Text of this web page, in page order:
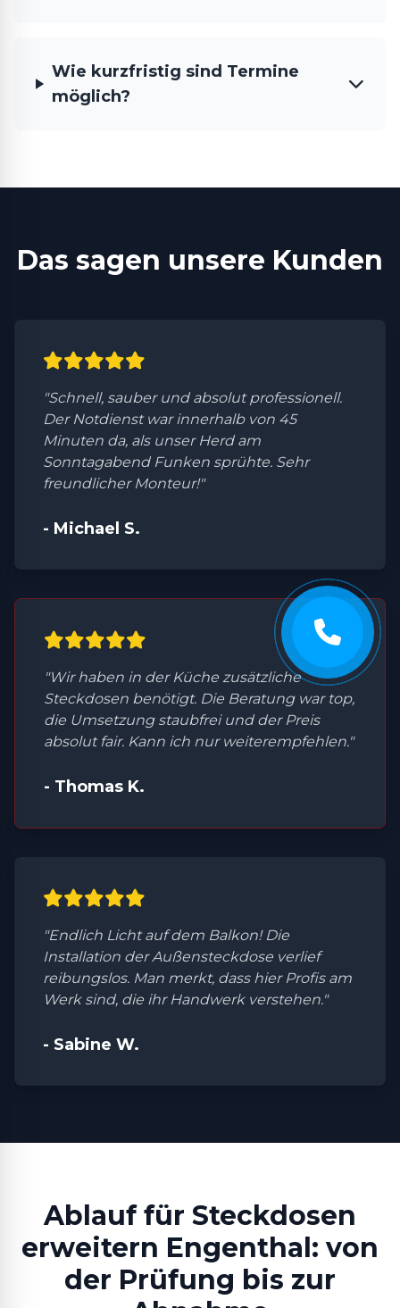
Wie kurzfristig sind Termine
möglich?
Das sagen unsere Kunden
"Schnell, sauber und absolut professionell.
Der Notdienst war innerhalb von 45
Minuten da, als unser Herd am
Sonntagabend Funken sprühte. Sehr
freundlicher Monteur!"
- Michael S.
"Wir haben in der Küche zusätzliche
Steckdosen benötigt. Die Beratung war top,
die Umsetzung staubfrei und der Preis
absolut fair. Kann ich nur weiterempfehlen."
- Thomas K.
"Endlich Licht auf dem Balkon! Die
Installation der Außensteckdose verlief
reibungslos. Man merkt, dass hier Profis am
Werk sind, die ihr Handwerk verstehen."
- Sabine W.
Ablauf für Steckdosen
erweitern Engenthal: von
der Prüfung bis zur